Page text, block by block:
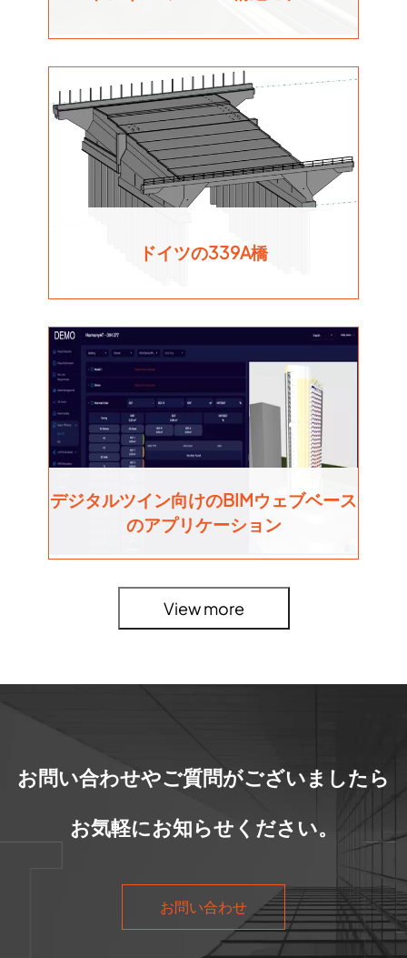
ドイツの339A橋
デジタルツイン向けのBIMウェブベース
のアプリケーション
View more
お問い合わせやご質問がございましたら
お気軽にお知らせください。
お問い合わせ